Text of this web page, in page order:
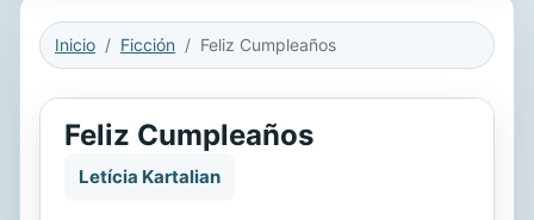
Inicio Ficción Feliz Cumpleaños
Feliz Cumpleaños
Letícia Kartalian